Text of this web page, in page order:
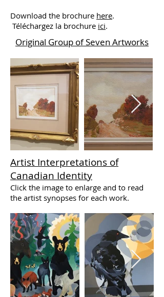
Download the brochure here.
Téléchargez la brochure ici.
Original Group of Seven Artworks
Artist Interpretations of
Canadian Identity
Click the image to enlarge and to read
the artist synopses for each work.